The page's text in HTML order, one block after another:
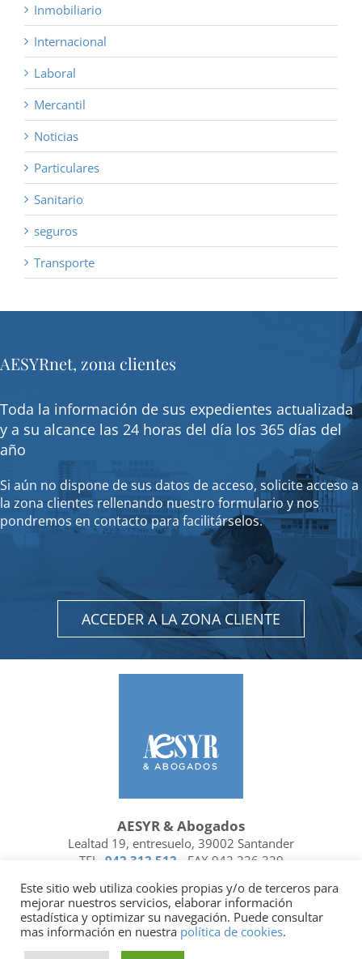
Inmobiliario
Internacional
Laboral
Mercantil
Noticias
Particulares
Sanitario
seguros
Transporte
AESYRnet, zona clientes
Toda la información de sus expedientes actualizada
y a su alcance las 24 horas del día los 365 días del
año
Si aún no dispone de sus datos de acceso, solicite acceso a
la zona clientes rellenando nuestro formulario y nos
pondremos en contacto para facilitárselos.
ACCEDER A LA ZONA CLIENTE
AESYR & Abogados
Lealtad 19, entresuelo, 39002 Santander
TEL. 942 312 512 - FAX 942 226 329
FacebookLinkedin
Socio de | Miembro de
Este sitio web utiliza cookies propias y/o de terceros para
mejorar nuestros servicios, elaborar información
estadística y optimizar su navegación. Puede consultar
mas información en nuestra política de cookies.